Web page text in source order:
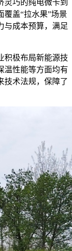
灵巧的纯电微卡到
覆盖“拉水果”场景
与成本预算，满足
积极布局新能源技
温性能等方面均有
技术法规，保障了